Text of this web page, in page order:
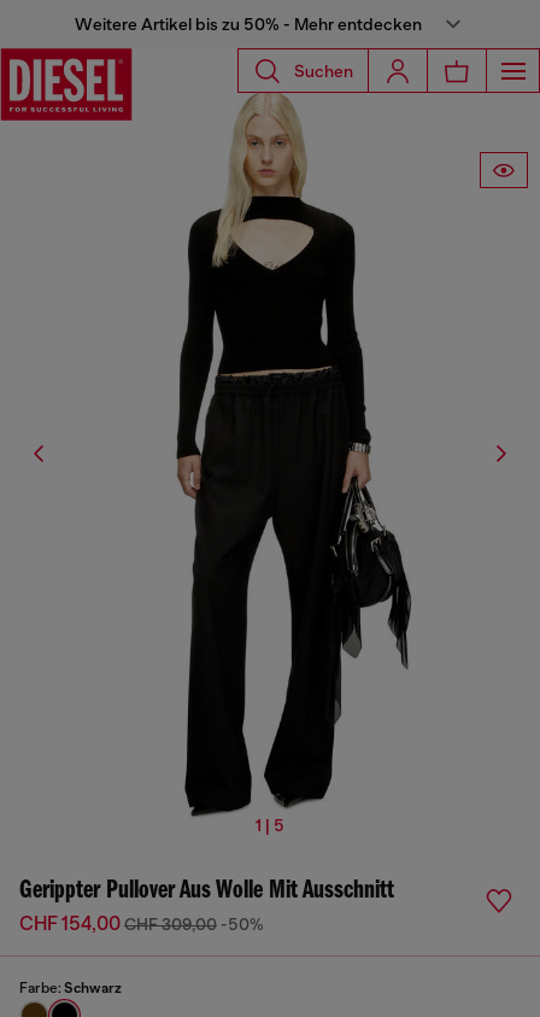
Weitere Artikel bis zu 50% - Mehr entdecken
Suchen
1 | 5
Gerippter Pullover Aus Wolle Mit Ausschnitt
CHF 154,00CHF 309,00 -50%
Farbe: Schwarz